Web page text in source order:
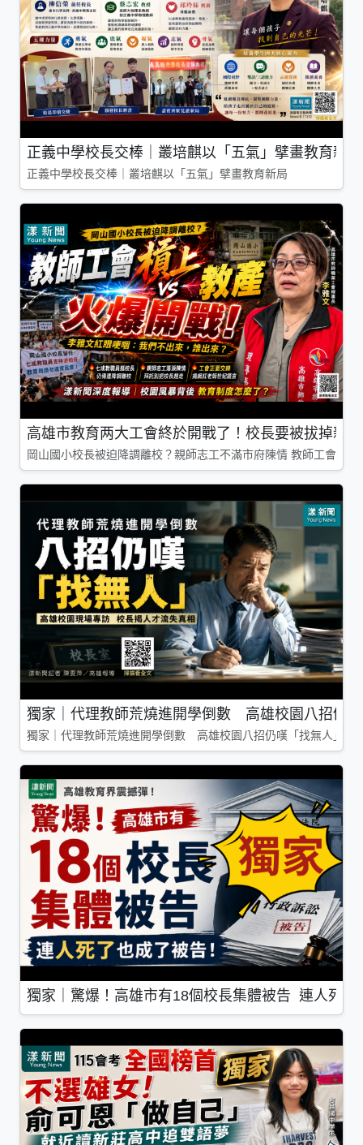
正義中學校長交棒｜叢培麒以「五氣」擘畫教育新局
正義中學校長交棒｜叢培麒以「五氣」擘畫教育新局
高雄市教育两大工會終於開戰了！校長要被拔掉親
岡山國小校長被迫降調離校？親師志工不滿市府陳情 教師工會槓
獨家｜代理教師荒燒進開學倒數 高雄校園八招仍
獨家｜代理教師荒燒進開學倒數 高雄校園八招仍嘆「找無人」
獨家｜驚爆！高雄市有18個校長集體被告 連人死了